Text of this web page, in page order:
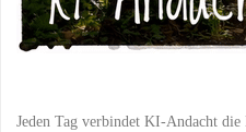
Jeden Tag verbindet KI-Andacht